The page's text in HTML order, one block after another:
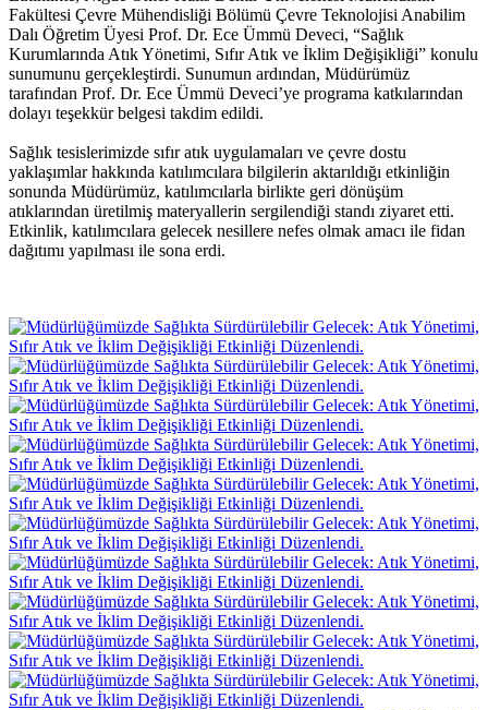
Fakültesi Çevre Mühendisliği Bölümü Çevre Teknolojisi Anabilim
Dalı Öğretim Üyesi Prof. Dr. Ece Ümmü Deveci, “Sağlık
Kurumlarında Atık Yönetimi, Sıfır Atık ve İklim Değişikliği” konulu
sunumunu gerçekleştirdi. Sunumun ardından, Müdürümüz
tarafından Prof. Dr. Ece Ümmü Deveci’ye programa katkılarından
dolayı teşekkür belgesi takdim edildi.
Sağlık tesislerimizde sıfır atık uygulamaları ve çevre dostu
yaklaşımlar hakkında katılımcılara bilgilerin aktarıldığı etkinliğin
sonunda Müdürümüz, katılımcılarla birlikte geri dönüşüm
atıklarından üretilmiş materyallerin sergilendiği standı ziyaret etti.
Etkinlik, katılımcılara gelecek nesillere nefes olmak amacı ile fidan
dağıtımı yapılması ile sona erdi.